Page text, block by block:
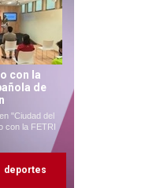
con la
de
"Ciudad del
con la FETRI
deportes